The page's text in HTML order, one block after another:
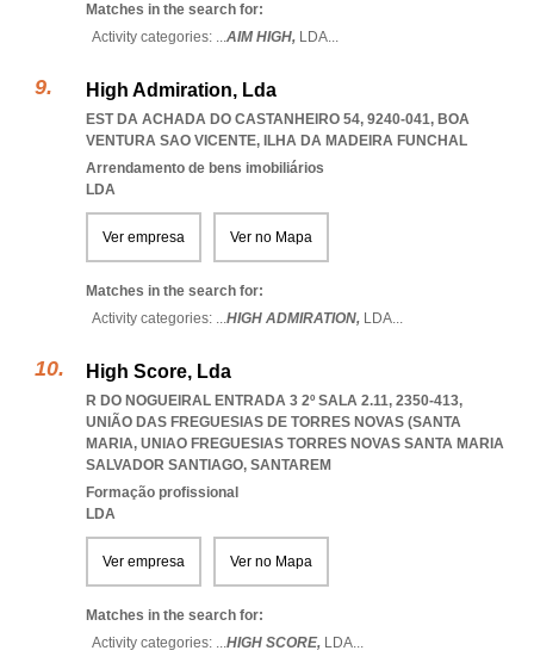
Matches in the search for:
Activity categories: ...AIM HIGH, LDA...
High Admiration, Lda
EST DA ACHADA DO CASTANHEIRO 54, 9240-041, BOA
VENTURA SAO VICENTE, ILHA DA MADEIRA FUNCHAL
Arrendamento de bens imobiliários
LDA
Ver empresa Ver no Mapa
Matches in the search for:
Activity categories: ...HIGH ADMIRATION, LDA...
High Score, Lda
R DO NOGUEIRAL ENTRADA 3 2º SALA 2.11, 2350-413,
UNIÃO DAS FREGUESIAS DE TORRES NOVAS (SANTA
MARIA, UNIAO FREGUESIAS TORRES NOVAS SANTA MARIA
SALVADOR SANTIAGO, SANTAREM
Formação profissional
LDA
Ver empresa Ver no Mapa
Matches in the search for:
Activity categories: ...HIGH SCORE, LDA...